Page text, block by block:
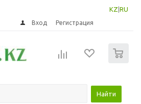
KZ RU
Вход Регистрация
Найти